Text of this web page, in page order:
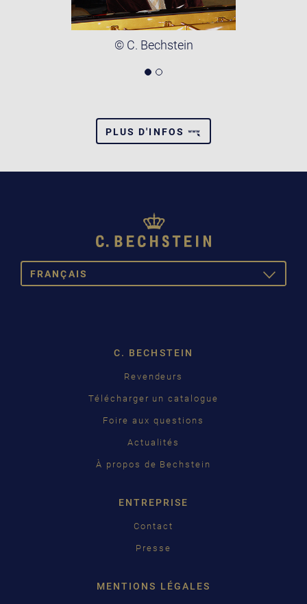
© C. Bechstein
PLUS D'INFOS
FRANÇAIS
TOGGLE
C. BECHSTEIN
Revendeurs
Télécharger un catalogue
Foire aux questions
Actualités
À propos de Bechstein
ENTREPRISE
Contact
Presse
MENTIONS LÉGALES